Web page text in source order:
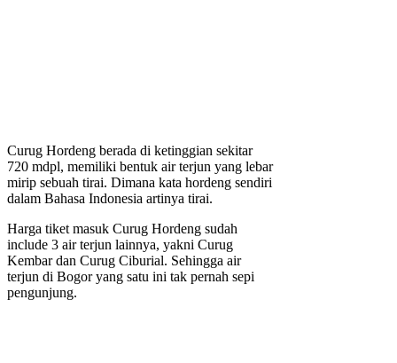
Curug Hordeng berada di ketinggian sekitar
720 mdpl, memiliki bentuk air terjun yang lebar
mirip sebuah tirai. Dimana kata hordeng sendiri
dalam Bahasa Indonesia artinya tirai.
Harga tiket masuk Curug Hordeng sudah
include 3 air terjun lainnya, yakni Curug
Kembar dan Curug Ciburial. Sehingga air
terjun di Bogor yang satu ini tak pernah sepi
pengunjung.